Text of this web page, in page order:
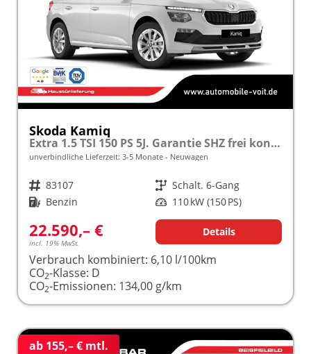
Skoda Kamiq
Extra 1.5 TSI 150 PS 5J. Garantie SHZ frei konfigurierbar!
unverbindliche Lieferzeit: 3-5 Monate Neuwagen
Fahrzeugnr. 83107 Getriebe Schalt. 6-Gang
Kraftstoff Benzin Leistung 110 kW (150 PS)
22.590,– €
incl. 19% MwSt.
Details
Verbrauch kombiniert: 6,10 l/100km
CO2-Klasse: D
CO2-Emissionen: 134,00 g/km
ab 155,– € mtl.